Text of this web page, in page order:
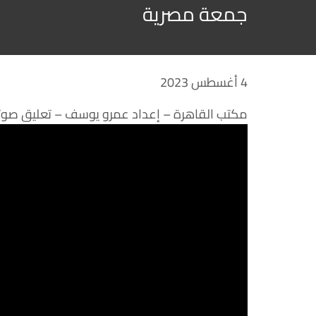
جمعة مصرية
4 أغسطس 2023
مكتب القاهرة – إعداد عمرو يوسف – تعليق